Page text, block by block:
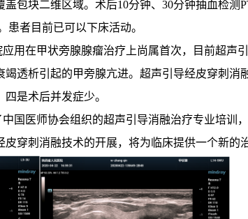
包块二维区域。术后10分钟、30分钟抽血检测
患者目前已可以下床活动。
用在甲状旁腺腺瘤治疗上尚属首次，目前超声
透析引起的甲旁腺亢进。超声引导经皮穿刺
是术后并发症少。
国医师协会组织的超声引导消融治疗专业培训
穿刺消融技术的开展，将为临床提供一个新的